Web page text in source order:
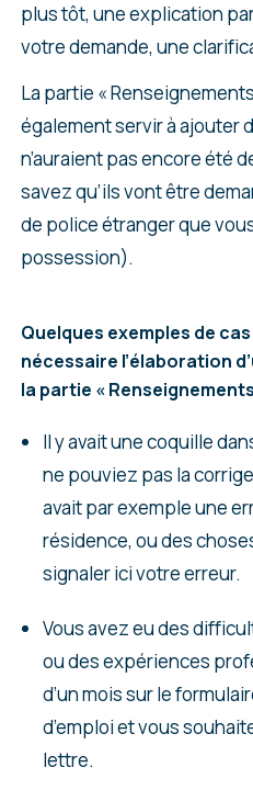
plus tôt, une explication
votre demande, une
La partie «
également servir à ajouter
n’auraient pas encore été
savez qu’ils vont être
de police étranger que
possession).
Quelques exemples de
nécessaire l’élaboration
la partie «
Il y avait une coquille
ne pouviez pas la
avait par exemple une
résidence, ou des
signaler ici votre erreur.
Vous avez eu des
ou des expériences
d’un mois sur le
d’emploi et vous
lettre.